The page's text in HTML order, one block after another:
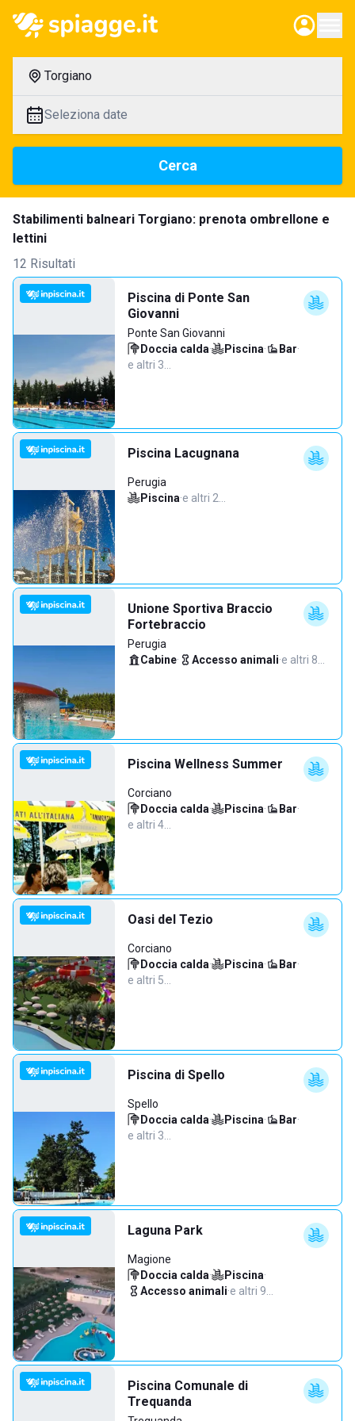
Torgiano
Seleziona date
Cerca
Stabilimenti balneari Torgiano: prenota ombrellone e
lettini
12 Risultati
Piscina di Ponte San
Giovanni
Ponte San Giovanni
Doccia calda· Piscina· Bar·
e altri 3…
Piscina Lacugnana
Perugia
Piscina·e altri 2…
Unione Sportiva Braccio
Fortebraccio
Perugia
Cabine· Accesso animali·e altri 8…
Piscina Wellness Summer
Corciano
Doccia calda· Piscina· Bar·
e altri 4…
Oasi del Tezio
Corciano
Doccia calda· Piscina· Bar·
e altri 5…
Piscina di Spello
Spello
Doccia calda· Piscina· Bar·
e altri 3…
Laguna Park
Magione
Doccia calda· Piscina·
Accesso animali·e altri 9…
Piscina Comunale di
Trequanda